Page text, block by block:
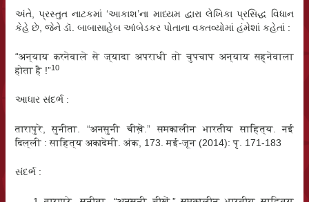
અંતે, પ્રસ્તુત નાટકમાં ‘આકાશ’ના માધ્યમ દ્વારા લેખિકા પ્રસિદ્ધ વિધાન
કેહે છે, જેને ડૉ. બાબાસાહેબ આંબેડકર પોતાના વક્તવ્યોમાં હંમેશાં કહેતાં :
“अन्याय करनेवाले से ज्यादा अपराधी तो चुपचाप अन्याय सह्नेवाला
होता है !”10
આધાર સંદર્ભ :
तारापुरे, सुनीता. “अनसुनी चीख़ें.” समकालीन भारतीय साहित्य. नई
दिल्ली : साहित्य अकादेमी. अंक, 173. मई-जून (2014): पृ. 171-183
સંદર્ભ :